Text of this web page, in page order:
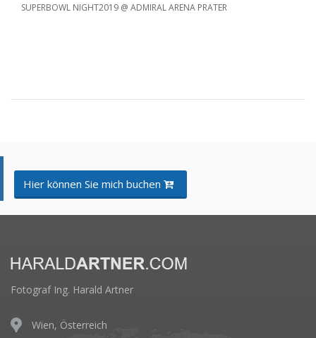
SUPERBOWL NIGHT2019 @ ADMIRAL ARENA PRATER
Hier können Sie mich buchen
Fotograf Ing. Harald Artner
Wien, Österreich